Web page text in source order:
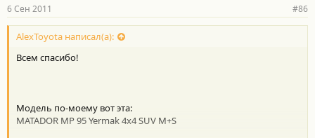
6 Сен 2011 #86
AlexToyota написал(а):
Всем спасибо!
Модель по-моему вот эта:
MATADOR MP 95 Yermak 4x4 SUV M+S